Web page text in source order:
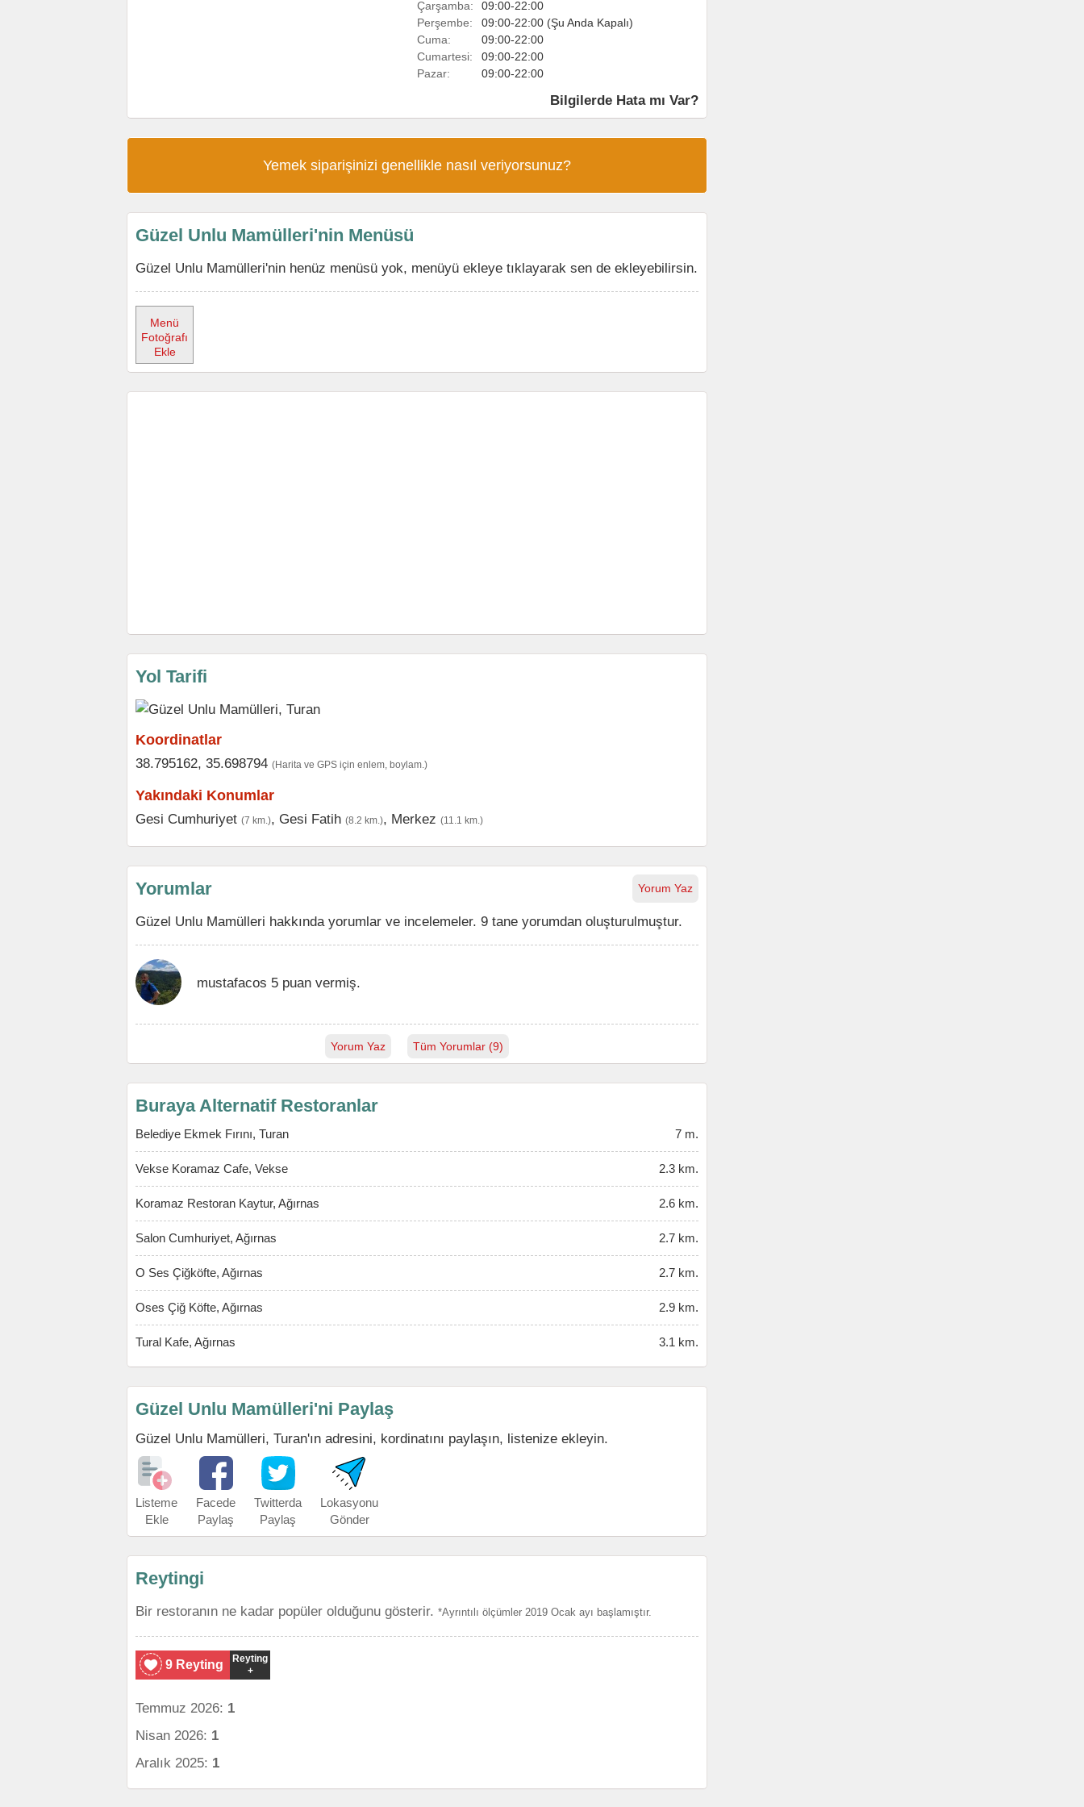
Çarşamba:
09:00-22:00
Perşembe:
09:00-22:00 (Şu Anda Kapalı)
Cuma:
09:00-22:00
Cumartesi:
09:00-22:00
Pazar:
09:00-22:00
Bilgilerde Hata mı Var?
Yemek siparişinizi genellikle nasıl veriyorsunuz?
Güzel Unlu Mamülleri'nin Menüsü
Güzel Unlu Mamülleri'nin henüz menüsü yok, menüyü ekleye tıklayarak sen de ekleyebilirsin.
Menü
Fotoğrafı
Ekle
Yol Tarifi
Koordinatlar
38.795162, 35.698794 (Harita ve GPS için enlem, boylam.)
Yakındaki Konumlar
Gesi Cumhuriyet (7 km.), Gesi Fatih (8.2 km.), Merkez (11.1 km.)
Yorum Yaz
Yorumlar
Güzel Unlu Mamülleri hakkında yorumlar ve incelemeler. 9 tane yorumdan oluşturulmuştur.
mustafacos 5 puan vermiş.
Yorum Yaz Tüm Yorumlar (9)
Buraya Alternatif Restoranlar
Belediye Ekmek Fırını, Turan 7 m.
Vekse Koramaz Cafe, Vekse 2.3 km.
Koramaz Restoran Kaytur, Ağırnas 2.6 km.
Salon Cumhuriyet, Ağırnas 2.7 km.
O Ses Çiğköfte, Ağırnas 2.7 km.
Oses Çiğ Köfte, Ağırnas 2.9 km.
Tural Kafe, Ağırnas 3.1 km.
Güzel Unlu Mamülleri'ni Paylaş
Güzel Unlu Mamülleri, Turan'ın adresini, kordinatını paylaşın, listenize ekleyin.
Listeme
Ekle
Facede
Paylaş
Twitterda
Paylaş
Lokasyonu
Gönder
Reytingi
Bir restoranın ne kadar popüler olduğunu gösterir. *Ayrıntılı ölçümler 2019 Ocak ayı başlamıştır.
9 Reyting
Reyting
+
Temmuz 2026: 1
Nisan 2026: 1
Aralık 2025: 1